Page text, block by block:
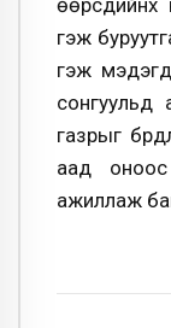
өөрсдийнх
гэж
гэж
сонгуульд
газрыг
аад
ажиллаж